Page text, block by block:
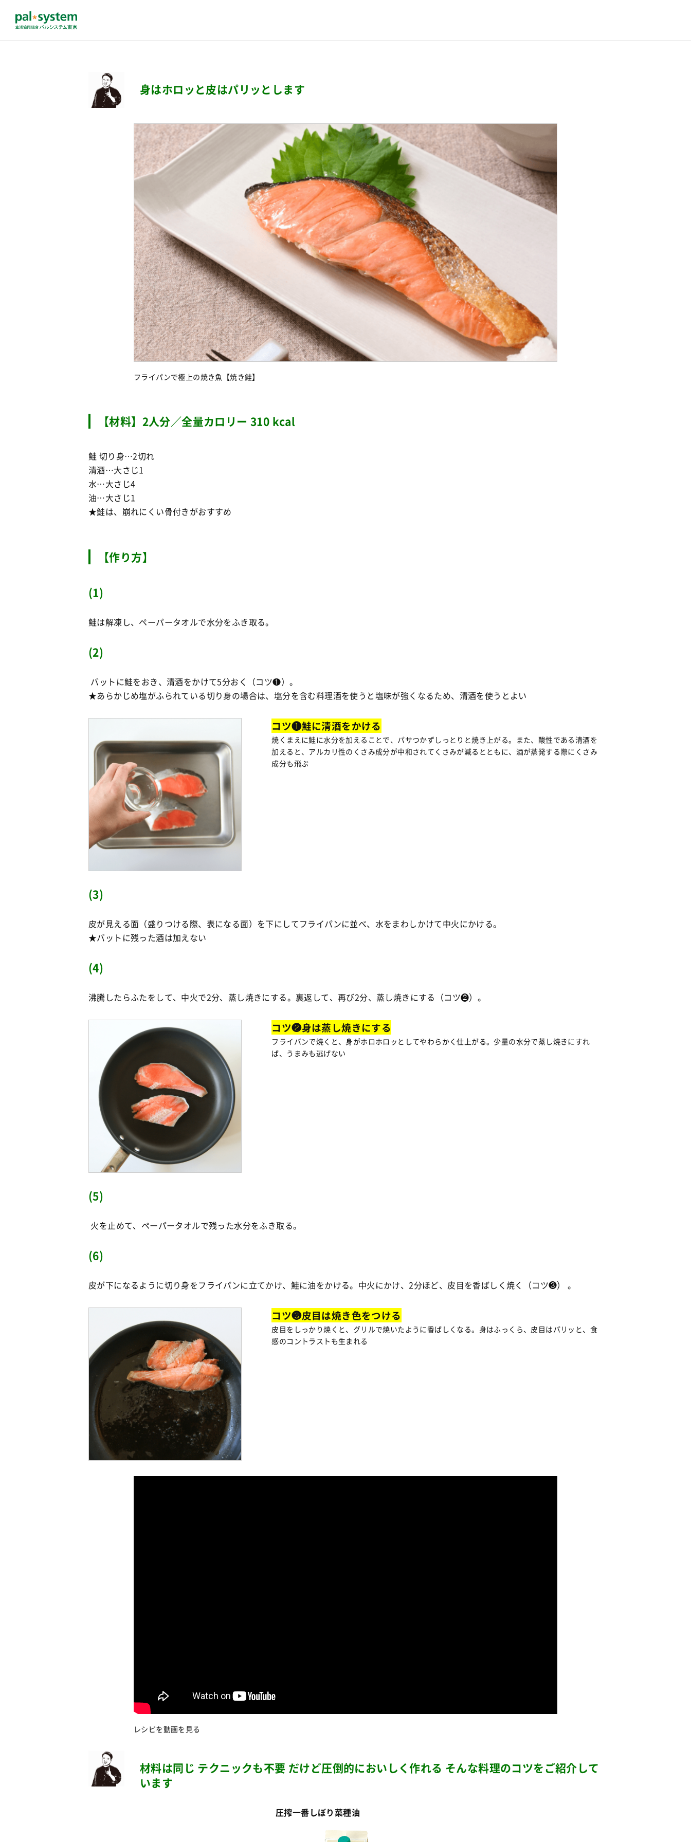
身はホロッと皮はパリッとします
フライパンで極上の焼き魚【焼き鮭】
【材料】2人分／全量カロリー 310 kcal
鮭 切り身…2切れ
清酒…大さじ1
水…大さじ4
油…大さじ1
★鮭は、崩れにくい骨付きがおすすめ
【作り方】
(1)
鮭は解凍し、ペーパータオルで水分をふき取る。
(2)
バットに鮭をおき、清酒をかけて5分おく（コツ❶）。
★あらかじめ塩がふられている切り身の場合は、塩分を含む料理酒を使うと塩味が強くなるため、清酒を使うとよい
コツ❶鮭に清酒をかける
焼くまえに鮭に水分を加えることで、パサつかずしっとりと焼き上がる。また、酸性である清酒を
加えると、アルカリ性のくさみ成分が中和されてくさみが減るとともに、酒が蒸発する際にくさみ
成分も飛ぶ
(3)
皮が見える面（盛りつける際、表になる面）を下にしてフライパンに並べ、水をまわしかけて中火にかける。
★バットに残った酒は加えない
(4)
沸騰したらふたをして、中火で2分、蒸し焼きにする。裏返して、再び2分、蒸し焼きにする（コツ❷）。
コツ❷身は蒸し焼きにする
フライパンで焼くと、身がホロホロッとしてやわらかく仕上がる。少量の水分で蒸し焼きにすれ
ば、うまみも逃げない
(5)
火を止めて、ペーパータオルで残った水分をふき取る。
(6)
皮が下になるように切り身をフライパンに立てかけ、鮭に油をかける。中火にかけ、2分ほど、皮目を香ばしく焼く（コツ❸） 。
コツ❸皮目は焼き色をつける
皮目をしっかり焼くと、グリルで焼いたように香ばしくなる。身はふっくら、皮目はパリッと、食
感のコントラストも生まれる
レシピを動画を見る
材料は同じ テクニックも不要 だけど圧倒的においしく作れる そんな料理のコツをご紹介して
います
圧搾一番しぼり菜種油